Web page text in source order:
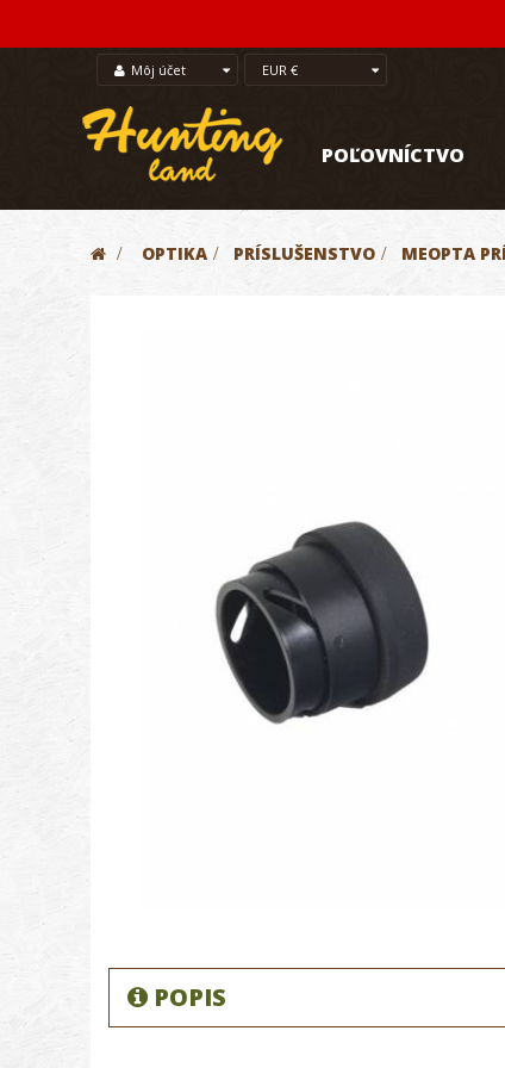
Môj účet EUR €
POĽOVNÍCTVO
> OPTIKA > PRÍSLUŠENSTVO > MEOPTA
POPIS